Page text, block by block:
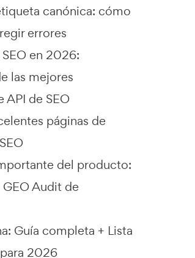
canónica: cómo
errores
en 2026:
las mejores
API de SEO
páginas de
del producto:
Audit de
Guía completa + Lista
2026